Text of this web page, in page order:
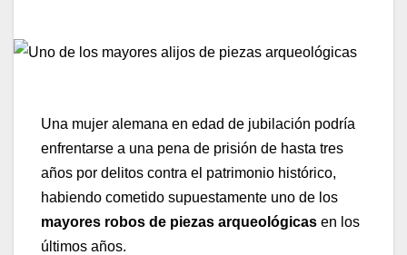
Una mujer alemana en edad de jubilación podría
enfrentarse a una pena de prisión de hasta tres
años por delitos contra el patrimonio histórico,
habiendo cometido supuestamente uno de los
mayores robos de piezas arqueológicas en los
últimos años.